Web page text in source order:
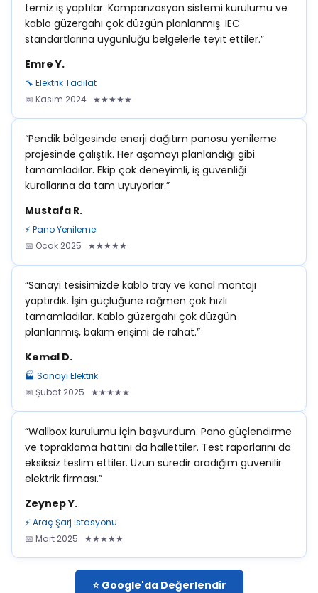
temiz iş yaptılar. Kompanzasyon sistemi kurulumu ve
kablo güzergahı çok düzgün planlanmış. IEC
standartlarına uygunluğu belgelerle teyit ettiler.”
Emre Y.
🔧 Elektrik Tadilat
📅 Kasım 2024 ★★★★★
“Pendik bölgesinde enerji dağıtım panosu yenileme
projesinde çalıştık. Her aşamayı planlandığı gibi
tamamladılar. Ekip çok deneyimli, iş güvenliği
kurallarına da tam uyuyorlar.”
Mustafa R.
⚡ Pano Yenileme
📅 Ocak 2025 ★★★★★
“Sanayi tesisimizde kablo tray ve kanal montajı
yaptırdık. İşin güçlüğüne rağmen çok hızlı
tamamladılar. Kablo güzergahı çok düzgün
planlanmış, bakım erişimi de rahat.”
Kemal D.
🏭 Sanayi Elektrik
📅 Şubat 2025 ★★★★★
“Wallbox kurulumu için başvurdum. Pano güçlendirme
ve topraklama hattını da hallettiler. Test raporlarını da
eksiksiz teslim ettiler. Uzun süredir aradığım güvenilir
elektrik firması.”
Zeynep Y.
⚡ Araç Şarj İstasyonu
📅 Mart 2025 ★★★★★
⭐ Google'da Değerlendir